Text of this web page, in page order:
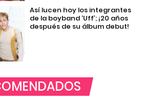
Así lucen hoy los integrantes
de la boyband ‘Uff’; ¡20 años
después de su álbum debut!